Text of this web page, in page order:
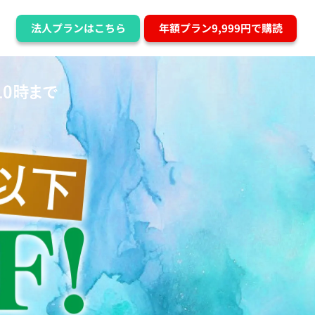
法人プランはこちら 年額プラン9,999円で購読